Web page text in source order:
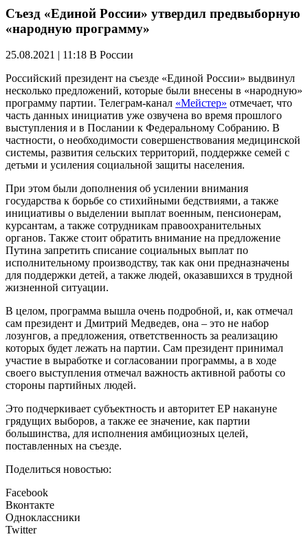
Съезд «Единой России» утвердил предвыборную
«народную программу»
25.08.2021 | 11:18 В России
Российский президент на съезде «Единой России» выдвинул
несколько предложений, которые были внесены в «народную»
программу партии. Телеграм-канал «Мейстер» отмечает, что
часть данных инициатив уже озвучена во время прошлого
выступления и в Послании к Федеральному Собранию. В
частности, о необходимости совершенствования медицинской
системы, развития сельских территорий, поддержке семей с
детьми и усиления социальной защиты населения.
При этом были дополнения об усилении внимания
государства к борьбе со стихийными бедствиями, а также
инициативы о выделении выплат военным, пенсионерам,
курсантам, а также сотрудникам правоохранительных
органов. Также стоит обратить внимание на предложение
Путина запретить списание социальных выплат по
исполнительному производству, так как они предназначены
для поддержки детей, а также людей, оказавшихся в трудной
жизненной ситуации.
В целом, программа вышла очень подробной, и, как отмечал
сам президент и Дмитрий Медведев, она – это не набор
лозунгов, а предложения, ответственность за реализацию
которых будет лежать на партии. Сам президент принимал
участие в выработке и согласовании программы, а в ходе
своего выступления отмечал важность активной работы со
стороны партийных людей.
Это подчеркивает субъектность и авторитет ЕР накануне
грядущих выборов, а также ее значение, как партии
большинства, для исполнения амбициозных целей,
поставленных на съезде.
Поделиться новостью:
Facebook
Вконтакте
Одноклассники
Twitter